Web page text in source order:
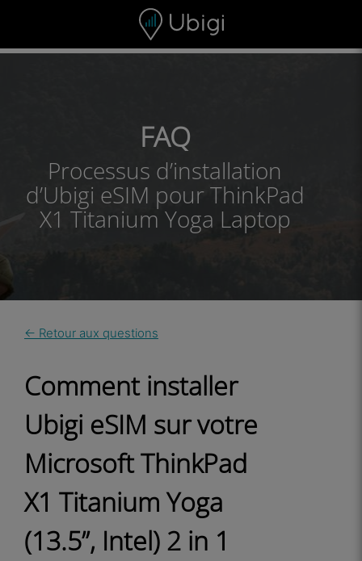
Barre de navigation
FAQ
Processus d’installation
d’Ubigi eSIM pour ThinkPad
X1 Titanium Yoga Laptop
← Retour aux questions
Comment installer
Ubigi eSIM sur votre
Microsoft ThinkPad
X1 Titanium Yoga
(13.5”, Intel) 2 in 1